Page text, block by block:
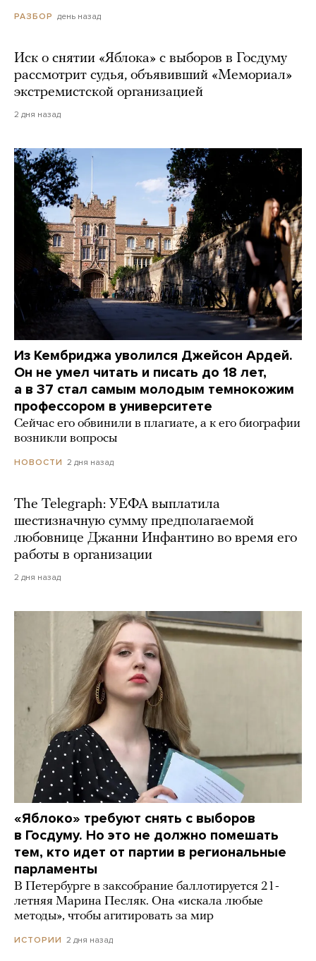
РАЗБОР день назад
Иск о снятии «Яблока» с выборов в Госдуму
рассмотрит судья, объявивший «Мемориал»
экстремистской организацией
2 дня назад
Из Кембриджа уволился Джейсон Ардей.
Он не умел читать и писать до 18 лет,
а в 37 стал самым молодым темнокожим
профессором в университете
Сейчас его обвинили в плагиате, а к его биографии
возникли вопросы
НОВОСТИ 2 дня назад
The Telegraph: УЕФА выплатила
шестизначную сумму предполагаемой
любовнице Джанни Инфантино во время его
работы в организации
2 дня назад
«Яблоко» требуют снять с выборов
в Госдуму. Но это не должно помешать
тем, кто идет от партии в региональные
парламенты
В Петербурге в заксобрание баллотируется 21-
летняя Марина Песляк. Она «искала любые
методы», чтобы агитировать за мир
ИСТОРИИ 2 дня назад